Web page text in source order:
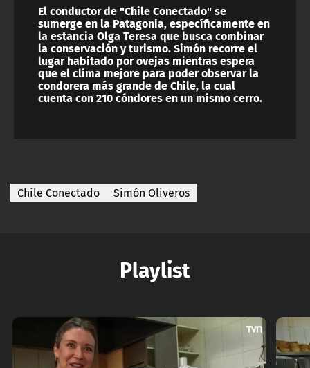
El conductor de "Chile Conectado" se
sumerge en la Patagonia, específicamente en
la estancia Olga Teresa que busca combinar
la conservación y turismo. Simón recorre el
lugar habitado por ovejas mientras espera
que el clima mejore para poder observar la
condorera más grande de Chile, la cual
cuenta con 210 cóndores en un mismo cerro.
Chile Conectado Simón Oliveros
Playlist